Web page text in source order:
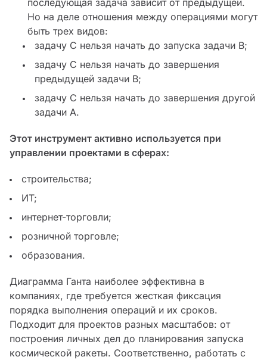
Но на деле отношения между операциями могут
быть трех видов:
задачу С нельзя начать до запуска задачи В;
задачу С нельзя начать до завершения
предыдущей задачи В;
задачу С нельзя начать до завершения другой
задачи А.
Этот инструмент активно используется при
управлении проектами в сферах:
строительства;
ИТ;
интернет-торговли;
розничной торговле;
образования.
Диаграмма Ганта наиболее эффективна в
компаниях, где требуется жесткая фиксация
порядка выполнения операций и их сроков.
Подходит для проектов разных масштабов: от
построения личных дел до планирования запуска
космической ракеты. Соответственно, работать с